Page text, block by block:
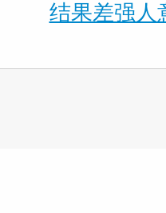
结果差强人